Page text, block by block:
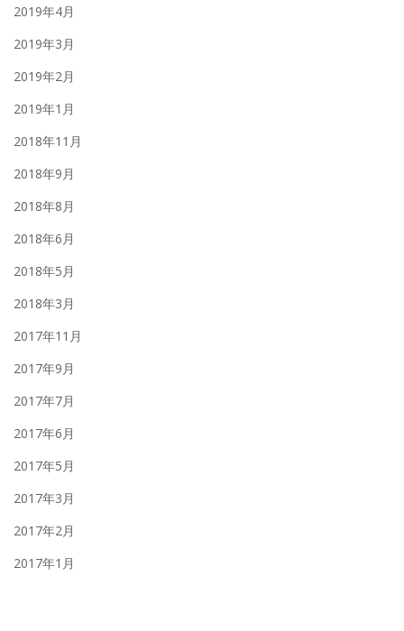
2019年4月
2019年3月
2019年2月
2019年1月
2018年11月
2018年9月
2018年8月
2018年6月
2018年5月
2018年3月
2017年11月
2017年9月
2017年7月
2017年6月
2017年5月
2017年3月
2017年2月
2017年1月